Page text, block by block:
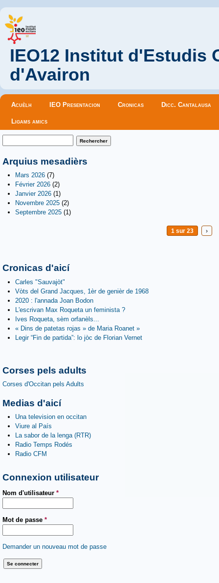
IEO12 Institut d'Estudis
d'Avairon
Menu principal
Acuèlh IEO Presentacion Cronicas Dicc. Cantalausa
Ligams amics
Formulaire de recherche
Arquius mesadièrs
Mars 2026 (7)
Février 2026 (2)
Janvier 2026 (1)
Novembre 2025 (2)
Septembre 2025 (1)
1 sur 23 ›
Cronicas d'aicí
Carles "Sauvajòt"
Vòts del Grand Jacques, 1èr de genièr de 1968
2020 : l'annada Joan Bodon
L'escrivan Max Roqueta un feminista ?
Ives Roqueta, sèm orfanèls...
« Dins de patetas rojas » de Maria Roanet »
Legir “Fin de partida”: lo jòc de Florian Vernet
Corses pels adults
Corses d'Occitan pels Adults
Medias d'aicí
Una television en occitan
Viure al País
La sabor de la lenga (RTR)
Radio Temps Rodés
Radio CFM
Connexion utilisateur
Nom d'utilisateur *
Mot de passe *
Demander un nouveau mot de passe